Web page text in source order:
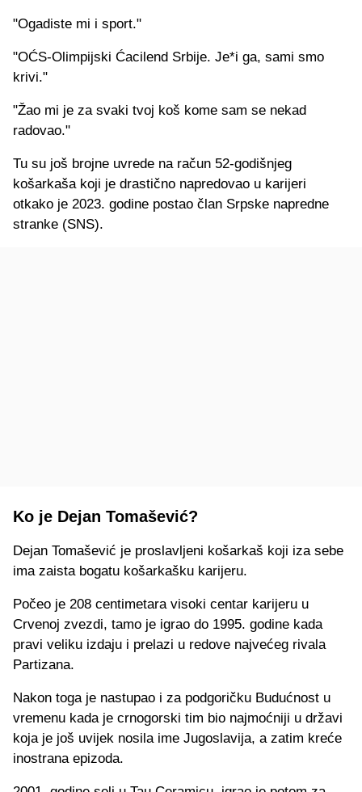
"Ogadiste mi i sport."
"OĆS-Olimpijski Ćacilend Srbije. Je*i ga, sami smo
krivi."
"Žao mi je za svaki tvoj koš kome sam se nekad
radovao."
Tu su još brojne uvrede na račun 52-godišnjeg
košarkaša koji je drastično napredovao u karijeri
otkako je 2023. godine postao član Srpske napredne
stranke (SNS).
Ko je Dejan Tomašević?
Dejan Tomašević je proslavljeni košarkaš koji iza sebe
ima zaista bogatu košarkašku karijeru.
Počeo je 208 centimetara visoki centar karijeru u
Crvenoj zvezdi, tamo je igrao do 1995. godine kada
pravi veliku izdaju i prelazi u redove najvećeg rivala
Partizana.
Nakon toga je nastupao i za podgoričku Budućnost u
vremenu kada je crnogorski tim bio najmoćniji u državi
koja je još uvijek nosila ime Jugoslavija, a zatim kreće
inostrana epizoda.